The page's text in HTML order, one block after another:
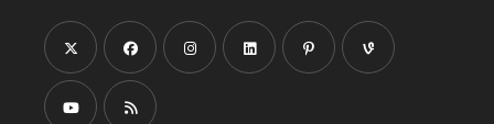
S’ouvre
dans
S’ouvre
dans